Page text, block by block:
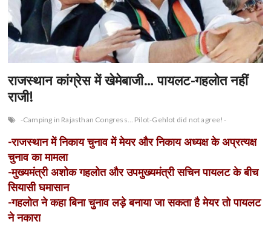
राजस्थान कांग्रेस में खेमेबाजी… पायलट-गहलोत नहीं
राजी!
-Camping in Rajasthan Congress… Pilot-Gehlot did not agree!-
-राजस्थान में निकाय चुनाव में मेयर और निकाय अध्यक्ष के अप्रत्यक्ष
चुनाव का मामला
-मुख्यमंत्री अशोक गहलोत और उपमुख्यमंत्री सचिन पायलट के बीच
सियासी घमासान
-गहलोत ने कहा बिना चुनाव लड़े बनाया जा सकता है मेयर तो पायलट
ने नकारा